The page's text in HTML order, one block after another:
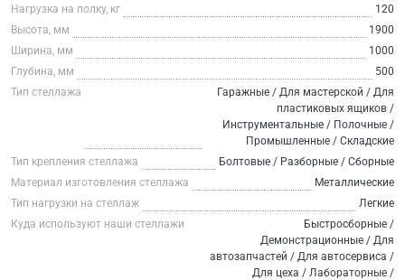
Нагрузка на полку, кг
120
Высота, мм
1900
Ширина, мм
1000
Глубина, мм
500
Тип стеллажа
Гаражные / Для мастерской / Для
пластиковых ящиков /
Инструментальные / Полочные /
Промышленные / Складские
Тип крепления стеллажа
Болтовые / Разборные / Сборные
Материал изготовления стеллажа
Металлические
Тип нагрузки на стеллаж
Легкие
Куда используют наши стеллажи
Быстросборные /
Демонстрационные / Для
автозапчастей / Для автосервиса /
Для цеха / Лабораторные /